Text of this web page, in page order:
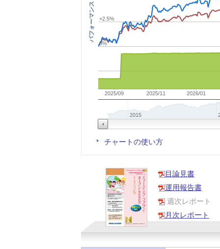
パフォーマンス
2025/09 2025/11 2026/01
2015
0%
+2.5%
チャートの使い方
目論見書
運用報告書
週次レポート
月次レポート